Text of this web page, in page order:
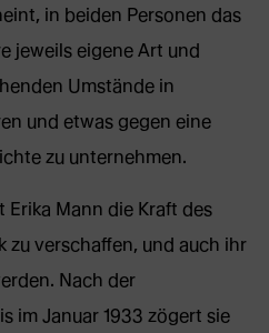
in beiden Personen das
jeweils eigene Art und
Umstände in
und etwas gegen eine
zu unternehmen.
Erika Mann die Kraft des
zu verschaffen, und auch ihr
Nach der
im Januar 1933 zögert sie